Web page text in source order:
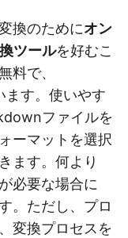
換のためにオン
ツールを好むこ
料で、
ます。使いやす
ファイルを
ーマットを選択
ます。何より
必要な場合に
。ただし、プロ
変換プロセスを